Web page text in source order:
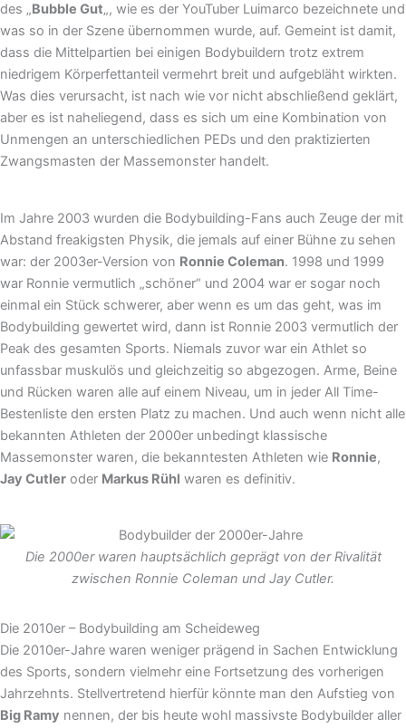
des „Bubble Gut„, wie es der YouTuber Luimarco bezeichnete und
was so in der Szene übernommen wurde, auf. Gemeint ist damit,
dass die Mittelpartien bei einigen Bodybuildern trotz extrem
niedrigem Körperfettanteil vermehrt breit und aufgebläht wirkten.
Was dies verursacht, ist nach wie vor nicht abschließend geklärt,
aber es ist naheliegend, dass es sich um eine Kombination von
Unmengen an unterschiedlichen PEDs und den praktizierten
Zwangsmasten der Massemonster handelt.
Im Jahre 2003 wurden die Bodybuilding-Fans auch Zeuge der mit
Abstand freakigsten Physik, die jemals auf einer Bühne zu sehen
war: der 2003er-Version von Ronnie Coleman. 1998 und 1999
war Ronnie vermutlich „schöner“ und 2004 war er sogar noch
einmal ein Stück schwerer, aber wenn es um das geht, was im
Bodybuilding gewertet wird, dann ist Ronnie 2003 vermutlich der
Peak des gesamten Sports. Niemals zuvor war ein Athlet so
unfassbar muskulös und gleichzeitig so abgezogen. Arme, Beine
und Rücken waren alle auf einem Niveau, um in jeder All Time-
Bestenliste den ersten Platz zu machen. Und auch wenn nicht alle
bekannten Athleten der 2000er unbedingt klassische
Massemonster waren, die bekanntesten Athleten wie Ronnie,
Jay Cutler oder Markus Rühl waren es definitiv.
Die 2000er waren hauptsächlich geprägt von der Rivalität
zwischen Ronnie Coleman und Jay Cutler.
Die 2010er – Bodybuilding am Scheideweg
Die 2010er-Jahre waren weniger prägend in Sachen Entwicklung
des Sports, sondern vielmehr eine Fortsetzung des vorherigen
Jahrzehnts. Stellvertretend hierfür könnte man den Aufstieg von
Big Ramy nennen, der bis heute wohl massivste Bodybuilder aller